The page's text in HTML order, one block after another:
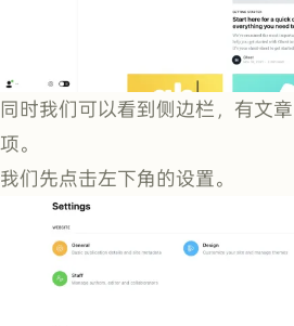
同时我们可以看到侧边栏，有文
项。
我们先点击左下角的设置。